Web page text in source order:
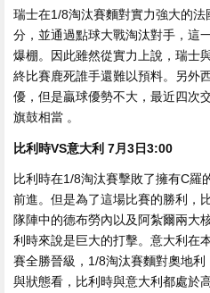
瑞士在1/8淘汰賽麵對實力強大的法國
分，並通過點球大戰淘汰對手 
爆棚 。因此雖然從實力上說，
終比賽鹿死誰手還難以預料。另
優，但是贏球優勢不大 ，最近四次
旗鼓相當 。
比利時VS意大利 7月3日3:00
比利時在1/8淘汰賽擊敗了擁有C羅的
前進。但是為了這場比賽的勝利 
隊陣中的德布勞內以及阿紮爾兩大核
利時來說是巨大的打擊。意大利在
賽全勝晉級，1/8淘汰賽麵對奧地利
與狀態看，比利時與意大利都處於高